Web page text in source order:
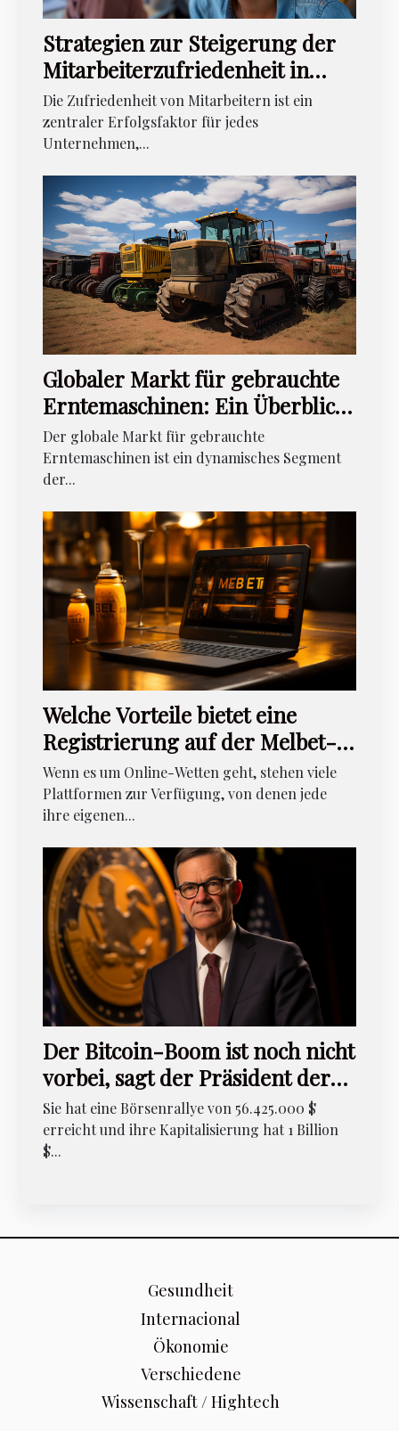
Strategien zur Steigerung der
Mitarbeiterzufriedenheit in
Start-ups
Die Zufriedenheit von Mitarbeitern ist ein
zentraler Erfolgsfaktor für jedes
Unternehmen,...
Globaler Markt für gebrauchte
Erntemaschinen: Ein Überblick
über Trends und
Wirtschaftlichkeit
Der globale Markt für gebrauchte
Erntemaschinen ist ein dynamisches Segment
der...
Welche Vorteile bietet eine
Registrierung auf der Melbet-
Wettseite ?
Wenn es um Online-Wetten geht, stehen viele
Plattformen zur Verfügung, von denen jede
ihre eigenen...
Der Bitcoin-Boom ist noch nicht
vorbei, sagt der Präsident der
Federal Reserve Bank of Boston,
USA
Sie hat eine Börsenrallye von 56.425.000 $
erreicht und ihre Kapitalisierung hat 1 Billion
$...
Gesundheit
Internacional
Ökonomie
Verschiedene
Wissenschaft / Hightech